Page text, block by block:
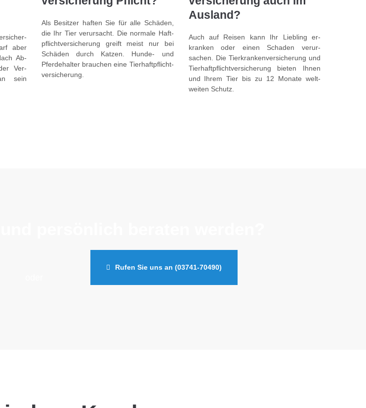
aber
Ab­
Ver­
sein
Als Besitzer haften Sie für alle Schäden,
die Ihr Tier ver­ur­sacht. Die normale Haft­
pflicht­ver­sicher­ung greift meist nur bei
Schäden durch Katzen. Hunde- und
Pferde­halter brauchen eine Tier­haft­pflicht­
ver­sicher­ung.
Ausland?
Auch auf Reisen kann Ihr Liebling er­
kranken oder einen Schaden ver­ur­
sachen. Die Tier­kranken­ver­sicher­ung und
Tier­haft­pflicht­ver­sicher­ung bieten Ihnen
und Ihrem Tier bis zu 12 Monate welt­
weiten Schutz.
Rufen Sie uns an (03741‑70490)